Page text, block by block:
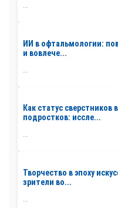
...
ИИ в офтальмологии:
и вовлече...
Как статус сверстников
подростков: иссле...
...
Творчество в эпоху
зрители во...